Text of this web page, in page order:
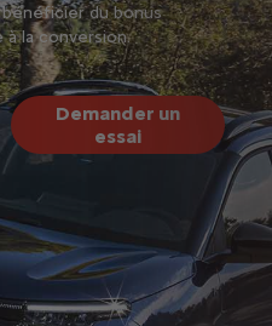
du bonus
la conversion.
Demander un
essai